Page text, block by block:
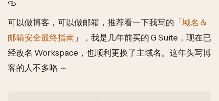
可以做博客，可以做邮箱，推荐看一下我写的「域名 &
邮箱安全最终指南 」，我是几年前买的 G Suite，现在已
经改名 Workspace，也顺利更换了主域名。这年头写博
客的人不多咯 ～